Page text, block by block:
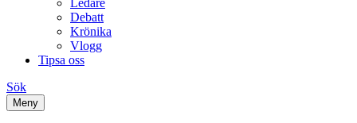
Ledare
Debatt
Krönika
Vlogg
Tipsa oss
Sök
Meny